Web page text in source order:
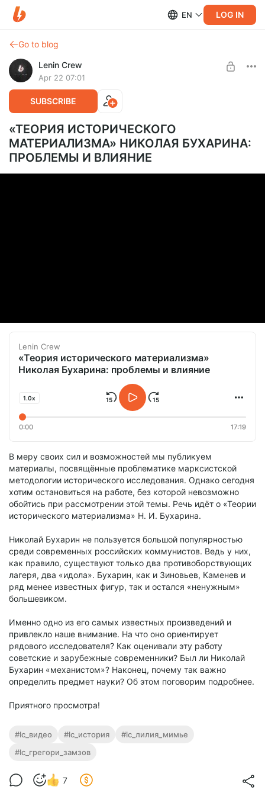
EN LOG IN
Go to blog
Lenin Crew
Apr 22 07:01
SUBSCRIBE
«ТЕОРИЯ ИСТОРИЧЕСКОГО
МАТЕРИАЛИЗМА» НИКОЛАЯ БУХАРИНА:
ПРОБЛЕМЫ И ВЛИЯНИЕ
Lenin Crew
«Теория исторического материализма»
Николая Бухарина: проблемы и влияние
1.0x
0:00 17:19
В меру своих сил и возможностей мы публикуем
материалы, посвящённые проблематике марксистской
методологии исторического исследования. Однако сегодня
хотим остановиться на работе, без которой невозможно
обойтись при рассмотрении этой темы. Речь идёт о «Теории
исторического материализма» Н. И. Бухарина.
Николай Бухарин не пользуется большой популярностью
среди современных российских коммунистов. Ведь у них,
как правило, существуют только два противоборствующих
лагеря, два «идола». Бухарин, как и Зиновьев, Каменев и
ряд менее известных фигур, так и остался «ненужным»
большевиком.
Именно одно из его самых известных произведений и
привлекло наше внимание. На что оно ориентирует
рядового исследователя? Как оценивали эту работу
советские и зарубежные современники? Был ли Николай
Бухарин «механистом»? Наконец, почему так важно
определить предмет науки? Об этом поговорим подробнее.
Приятного просмотра!
#lc_видео #lc_история
#lc_лилия_мимье
#lc_грегори_замзов
7